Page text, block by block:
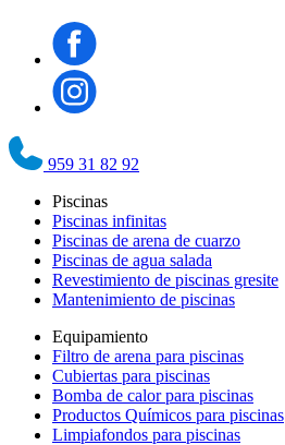
959 31 82 92
Piscinas
Piscinas infinitas
Piscinas de arena de cuarzo
Piscinas de agua salada
Revestimiento de piscinas gresite
Mantenimiento de piscinas
Equipamiento
Filtro de arena para piscinas
Cubiertas para piscinas
Bomba de calor para piscinas
Productos Químicos para piscinas
Limpiafondos para piscinas